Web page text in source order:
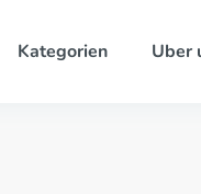
Kategorien Uber